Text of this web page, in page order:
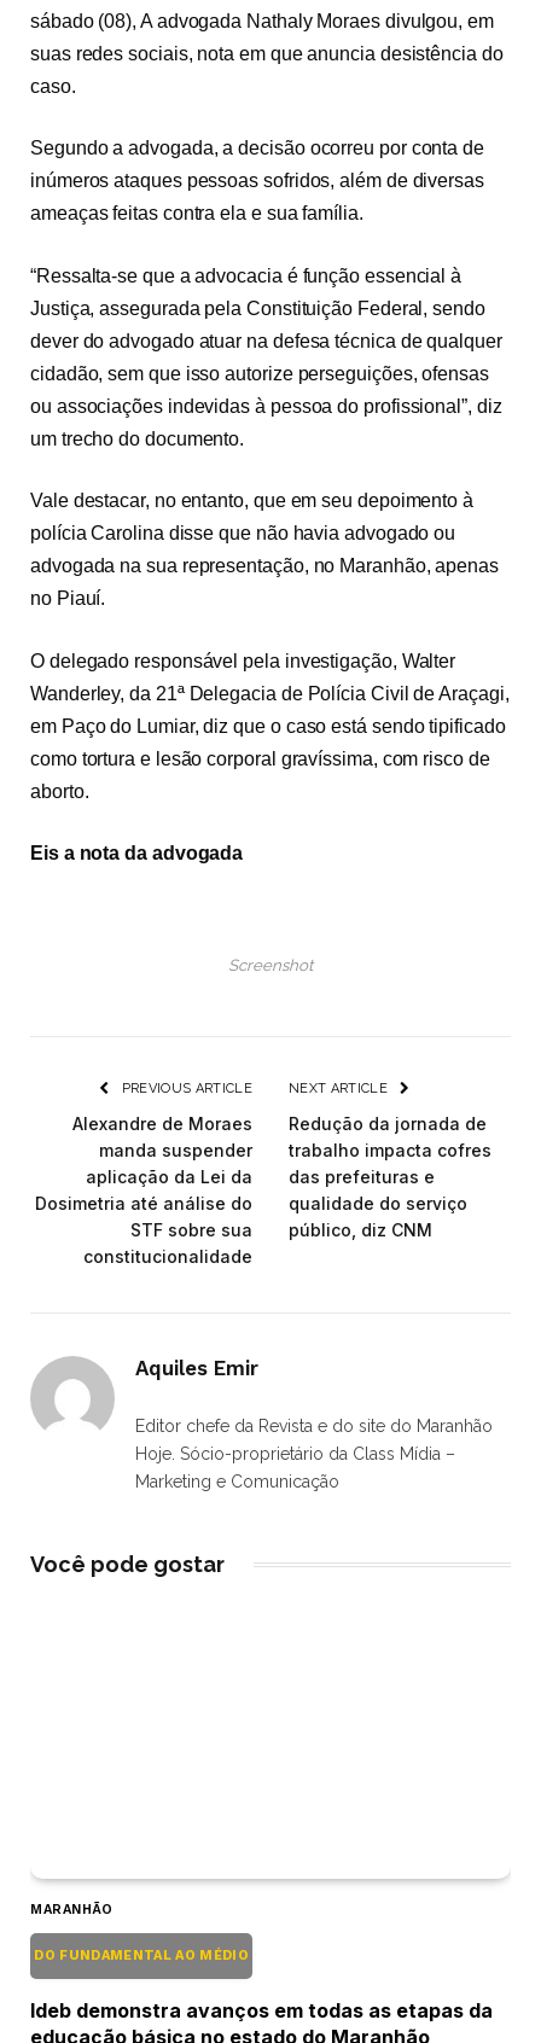
sábado (08), A advogada Nathaly Moraes divulgou, em
suas redes sociais, nota em que anuncia desistência do
caso.
Segundo a advogada, a decisão ocorreu por conta de
inúmeros ataques pessoas sofridos, além de diversas
ameaças feitas contra ela e sua família.
“Ressalta-se que a advocacia é função essencial à
Justiça, assegurada pela Constituição Federal, sendo
dever do advogado atuar na defesa técnica de qualquer
cidadão, sem que isso autorize perseguições, ofensas
ou associações indevidas à pessoa do profissional”, diz
um trecho do documento.
Vale destacar, no entanto, que em seu depoimento à
polícia Carolina disse que não havia advogado ou
advogada na sua representação, no Maranhão, apenas
no Piauí.
O delegado responsável pela investigação, Walter
Wanderley, da 21ª Delegacia de Polícia Civil de Araçagi,
em Paço do Lumiar, diz que o caso está sendo tipificado
comotortura e lesão corporal gravíssima, com risco de
aborto.
Eis a nota da advogada
Screenshot
PREVIOUS ARTICLE
Alexandre de Moraes
manda suspender
aplicação da Lei da
Dosimetria até análise do
STF sobre sua
constitucionalidade
NEXT ARTICLE
Redução da jornada de
trabalho impacta cofres
das prefeituras e
qualidade do serviço
público, diz CNM
Aquiles Emir
Editor chefe da Revista e do site do Maranhão
Hoje. Sócio-proprietário da Class Mídia –
Marketing e Comunicação
Você pode gostar
MARANHÃO
DO FUNDAMENTAL AO MÉDIO
Ideb demonstra avanços em todas as etapas da
educação básica no estado do Maranhão